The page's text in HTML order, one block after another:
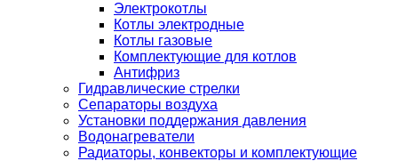
Электрокотлы
Котлы электродные
Котлы газовые
Комплектующие для котлов
Антифриз
Гидравлические стрелки
Сепараторы воздуха
Установки поддержания давления
Водонагреватели
Радиаторы, конвекторы и комплектующие